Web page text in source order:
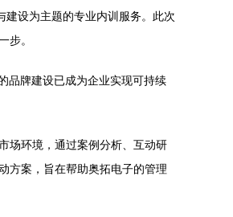
建设为主题的专业内训服务。此次
步。
品牌建设已成为企业实现可持续
场环境，通过案例分析、互动研
方案，旨在帮助奥拓电子的管理